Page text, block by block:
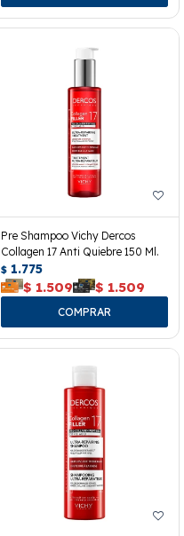
Pre Shampoo Vichy Dercos
Collagen 17 Anti Quiebre 150 Ml.
$ 1.775
$ 1.509 $ 1.509